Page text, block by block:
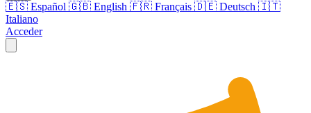
🇪🇸 Español 🇬🇧 English 🇫🇷 Français 🇩🇪 Deutsch 🇮🇹
Italiano
Acceder